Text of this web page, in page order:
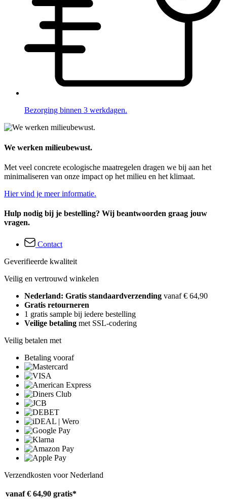
Bezorging binnen 3 werkdagen.
We werken milieubewust.
Met veel concrete ecologische maatregelen dragen we bij aan het
minimaliseren van onze impact op het milieu en het klimaat.
Hier vind je meer informatie.
Hulp nodig bij je bestelling? Wij beantwoorden graag jouw
vragen.
Contact
Geverifieerde kwaliteit
Veilig en vertrouwd winkelen
Nederland: Gratis standaardverzending vanaf € 64,90
Gratis retourneren
1 gratis sample bij iedere bestelling
Veilige betaling met SSL-codering
Veilig betalen met
Betaling vooraf
Verzendkosten voor Nederland
vanaf € 64,90 gratis*